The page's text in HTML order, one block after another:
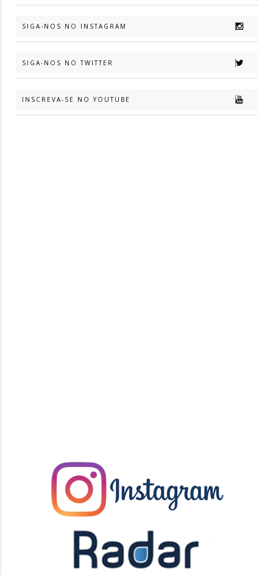
SIGA-NOS NO INSTAGRAM
SIGA-NOS NO TWITTER
INSCREVA-SE NO YOUTUBE